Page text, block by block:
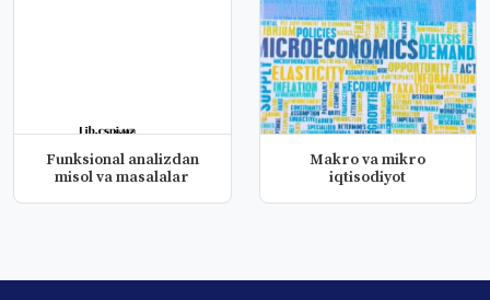
Funksional analizdan
misol va masalalar
Makro va mikro
iqtisodiyot